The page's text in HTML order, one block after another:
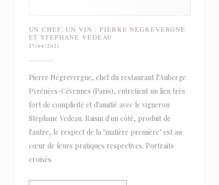
UN CHEF, UN VIN : PIERRE NÉGREVERGNE
ET STÉPHANE VEDEAU
27/04/2021
Pierre Négrevergne, chef du restaurant l’Auberge
Pyrénées-Cévennes (Paris), entretient un lien très
fort de complicité et d'amitié avec le vigneron
Stéphane Vedeau. Raisin d'un côté, produit de
l'autre, le respect de la "matière première" est au
cœur de leurs pratiques respectives. Portraits
croisés.